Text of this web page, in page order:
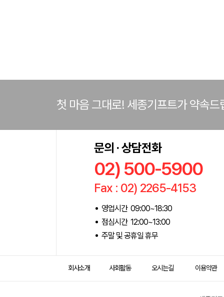
첫 마음 그대로! 세종기프트가 약속드
문의 · 상담전화
02) 500-5900
Fax : 02) 2265-4153
영업시간 09:00~18:30
점심시간 12:00~13:00
주말 및 공휴일 휴무
회사소개 사회활동 오시는길 이용약관